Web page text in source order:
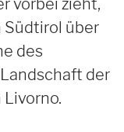
vorbei zieht,
Südtirol über
des
der